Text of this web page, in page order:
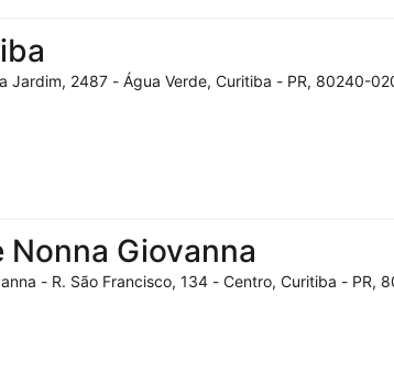
Jardim, 2487 - Água Verde, Curitiba - PR, 80240-
Nonna Giovanna
- R. São Francisco, 134 - Centro, Curitiba - PR,